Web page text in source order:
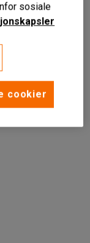
produkter
sosiale
cookier